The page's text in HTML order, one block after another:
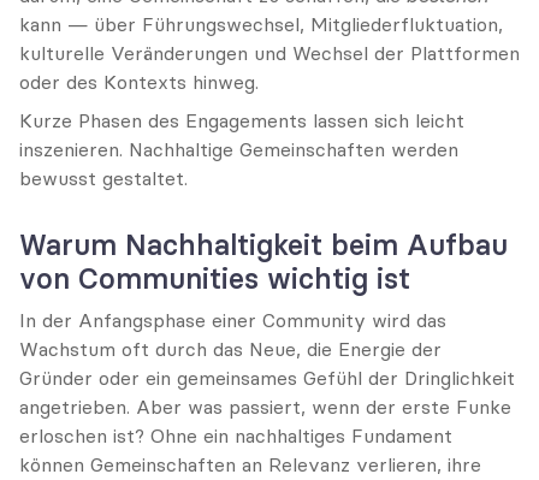
kann — über Führungswechsel, Mitgliederfluktuation,
kulturelle Veränderungen und Wechsel der Plattformen
oder des Kontexts hinweg.
Kurze Phasen des Engagements lassen sich leicht
inszenieren. Nachhaltige Gemeinschaften werden
bewusst gestaltet.
Warum Nachhaltigkeit beim Aufbau
von Communities wichtig ist
In der Anfangsphase einer Community wird das
Wachstum oft durch das Neue, die Energie der
Gründer oder ein gemeinsames Gefühl der Dringlichkeit
angetrieben. Aber was passiert, wenn der erste Funke
erloschen ist? Ohne ein nachhaltiges Fundament
können Gemeinschaften an Relevanz verlieren, ihre